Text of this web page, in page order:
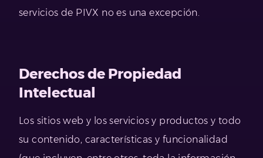
servicios de PIVX no es una excepción.
Derechos de Propiedad
Intelectual
Los sitios web y los servicios y productos y todo
su contenido, características y funcionalidad